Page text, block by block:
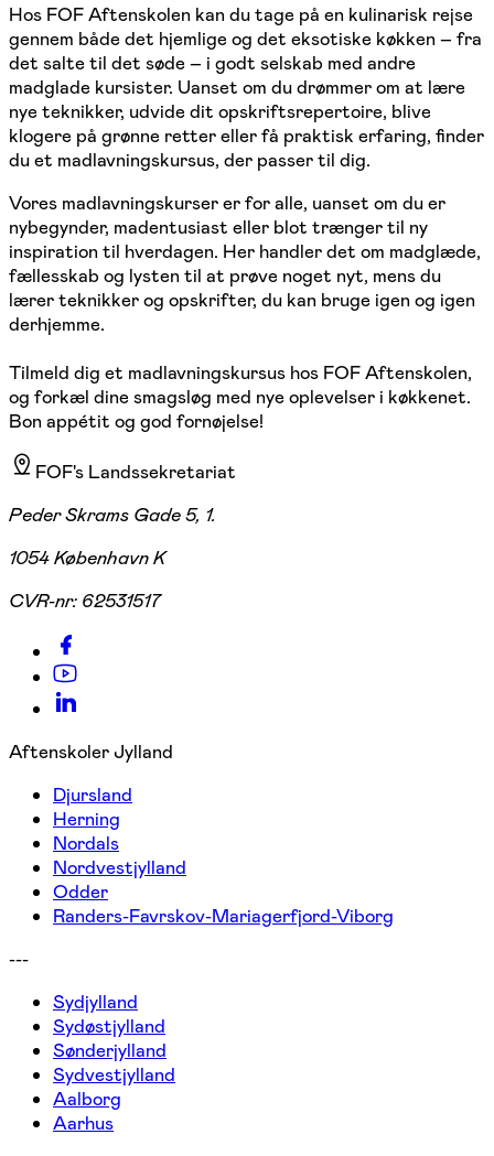
Hos FOF Aftenskolen kan du tage på en kulinarisk rejse
gennem både det hjemlige og det eksotiske køkken – fra
det salte til det søde – i godt selskab med andre
madglade kursister. Uanset om du drømmer om at lære
nye teknikker, udvide dit opskriftsrepertoire, blive
klogere på grønne retter eller få praktisk erfaring, finder
du et madlavningskursus, der passer til dig.
Vores madlavningskurser er for alle, uanset om du er
nybegynder, madentusiast eller blot trænger til ny
inspiration til hverdagen. Her handler det om madglæde,
fællesskab og lysten til at prøve noget nyt, mens du
lærer teknikker og opskrifter, du kan bruge igen og igen
derhjemme.
Tilmeld dig et madlavningskursus hos FOF Aftenskolen,
og forkæl dine smagsløg med nye oplevelser i køkkenet.
Bon appétit og god fornøjelse!
FOF's Landssekretariat
Peder Skrams Gade 5, 1.
1054 København K
CVR-nr: 62531517
Aftenskoler Jylland
Djursland
Herning
Nordals
Nordvestjylland
Odder
Randers-Favrskov-Mariagerfjord-Viborg
---
Sydjylland
Sydøstjylland
Sønderjylland
Sydvestjylland
Aalborg
Aarhus